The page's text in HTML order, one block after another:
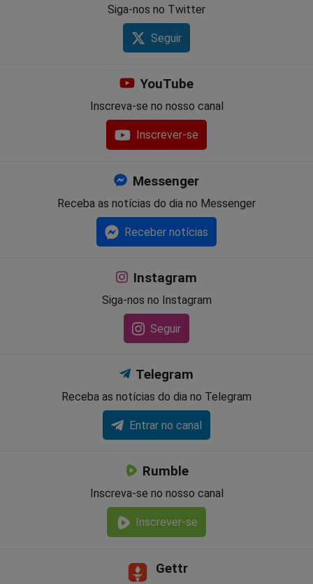
Siga-nos no Twitter
Seguir
YouTube
Inscreva-se no nosso canal
Inscrever-se
Messenger
Receba as notícias do dia no Messenger
Receber notícias
Instagram
Siga-nos no Instagram
Seguir
Telegram
Receba as notícias do dia no Telegram
Entrar no canal
Rumble
Inscreva-se no nosso canal
Inscrever-se
Gettr